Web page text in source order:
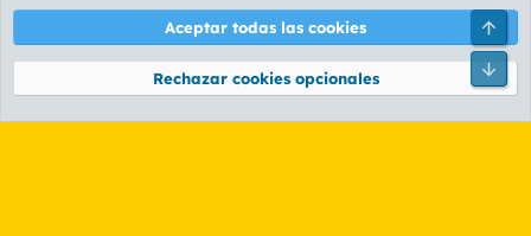
Términos y reglas Política de privacidad Ayuda
Community platform by XenForo® © 2010-2026 XenForo Ltd.
Aceptar todas las cookies
Rechazar cookies opcionales
Pie